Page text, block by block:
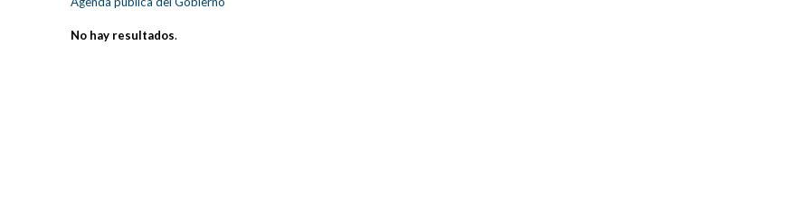
No hay resultados.